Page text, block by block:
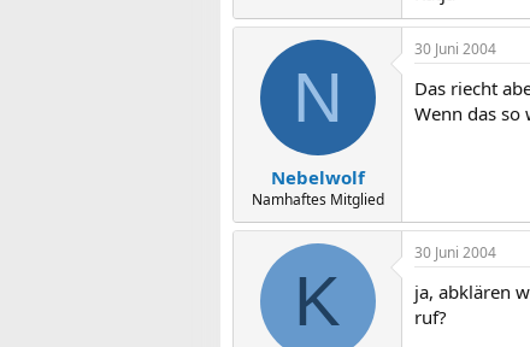
N
Nebelwolf
Namhaftes Mitglied
30 Juni 2004
Das riecht
Wenn das so
K
30 Juni 2004
ja, abklären
ruf?